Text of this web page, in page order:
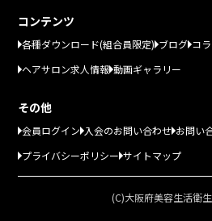
コンテンツ
各種ダウンロード(組合員限定) ブログ コ
ヘアサロン求人情報 動画ギャラリー
その他
会員ログイン 入会のお問い合わせ お問い
プライバシーポリシー サイトマップ
(C)大阪府美容生活衛